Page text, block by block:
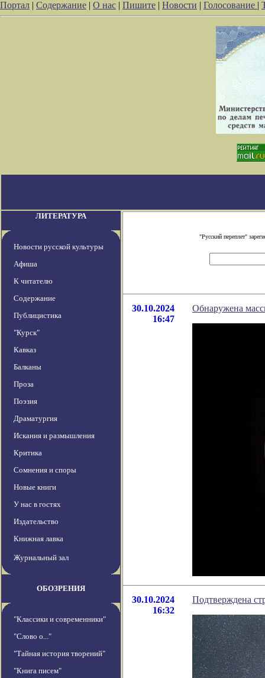
Портал | Содержание | О нас | Пишите | Новости | Голосование |
ЛИТЕРАТУРА
Новости русской культуры
Афиша
К читателю
Содержание
Публицистика
"Курск"
Кавказ
Балканы
Проза
Поэзия
Драматургия
Искания и размышления
Критика
Сомнения и споры
Новые книги
У нас в гостях
Издательство
Книжная лавка
Журнальный зал
ОБОЗРЕНИЯ
"Классики и современники"
"Слово о..."
"Тайная история творений"
"Книга писем"
"Русский переплет"
30.10.2024
16:47
Обнаружена
30.10.2024
16:32
Подтверждена